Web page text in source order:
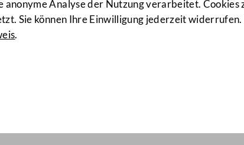
anonyme Analyse der Nutzung verarbeitet. Cookies
Sie können Ihre Einwilligung jederzeit
.
im Trinkwasser